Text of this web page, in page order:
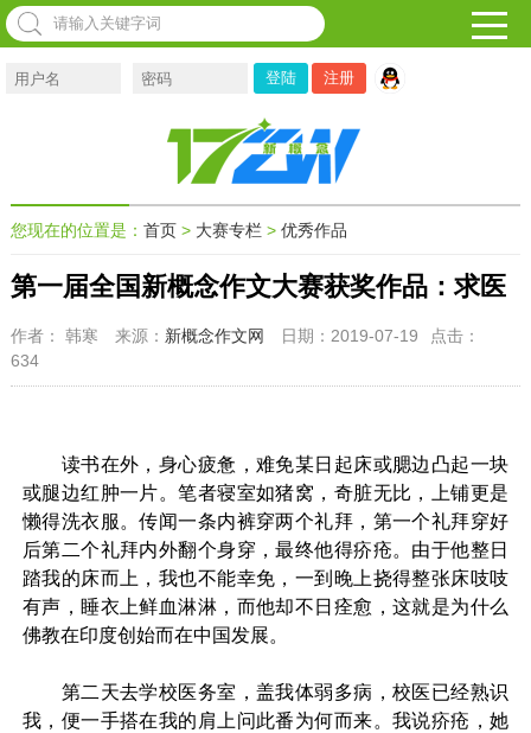
注册
您现在的位置是： 首页> 大赛专栏> 优秀作品
第一届全国新概念作文大赛获奖作品：求医
作者： 韩寒 来源： 新概念作文网 日期：2019-07-19
点击：
634
读书在外，身心疲惫，难免某日起床或腮边凸起一块
或腿边红肿一片。笔者寝室如猪窝，奇脏无比，上铺更是
懒得洗衣服。传闻一条内裤穿两个礼拜，第一个礼拜穿好
后第二个礼拜内外翻个身穿，最终他得疥疮。由于他整日
踏我的床而上，我也不能幸免，一到晚上挠得整张床吱吱
有声，睡衣上鲜血淋淋，而他却不日痊愈，这就是为什么
佛教在印度创始而在中国发展。
第二天去学校医务室，盖我体弱多病，校医已经熟识
我，便一手搭在我的肩上问此番为何而来。我说疥疮，她